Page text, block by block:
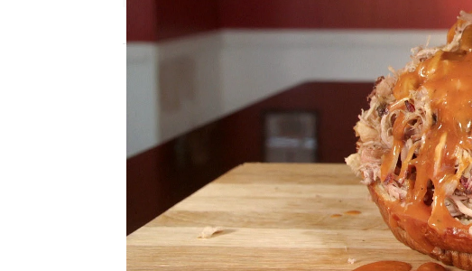
26 de febrero de 2020, 22:04
Casey Webb viaja hasta
enfrentarse aun bollo
casi un kilo y medio de carne
en sala barbacoa.
Para ello, va al restaurante